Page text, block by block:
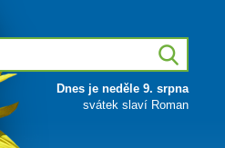
Dnes je neděle 9. srpna
svátek slaví Roman